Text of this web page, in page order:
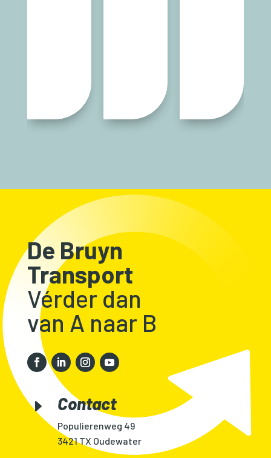
De Bruyn
Transport
Vérder dan
van A naar B
E Contact
Populierenweg 49
3421 TX Oudewater